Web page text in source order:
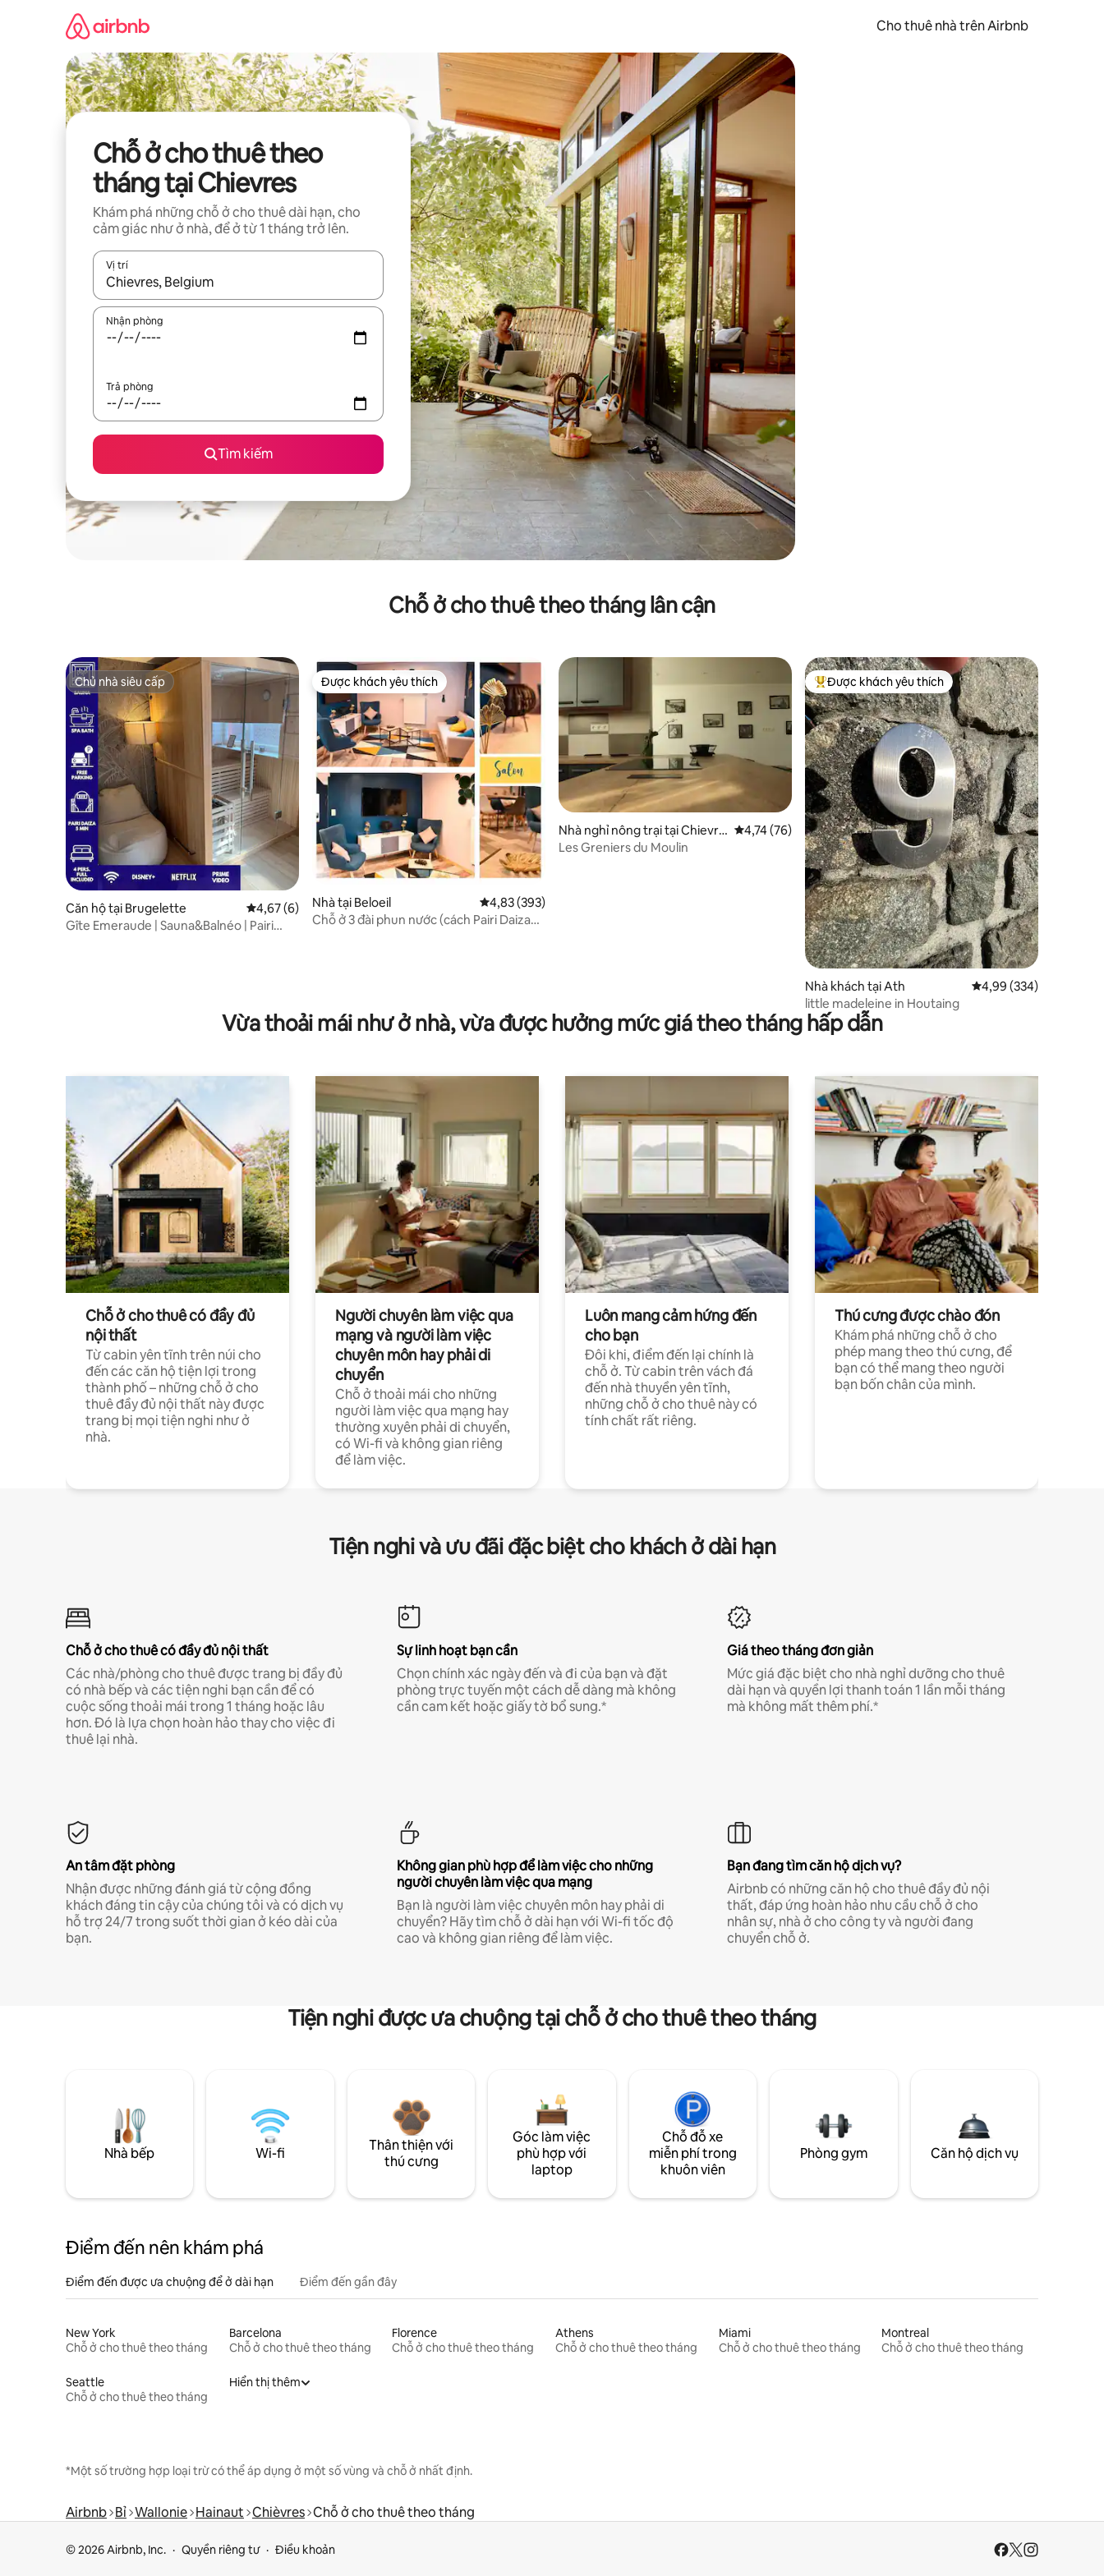
Cho thuê nhà trên Airbnb
Chỗ ở cho thuê theo
tháng tại Chievres
Khám phá những chỗ ở cho thuê dài hạn, cho
cảm giác như ở nhà, để ở từ 1 tháng trở lên.
Vị trí
Khi có kết quả, hãy điều hướng bằng phím mũi tên lên và xuống hoặc khám phá bằng các thao tác chạm hoặc vuốt.
Nhận phòng
Trả phòng
Tìm kiếm
Chỗ ở cho thuê theo tháng lân cận
Chủ nhà siêu cấp
Chủ nhà siêu cấp
Căn hộ tại Brugelette Xếp hạng trung bình 4,67/5, 6 đánh giá
4,67 (6)
Gîte Emeraude | Sauna&Balnéo | Pairi
Được khách yêu thích
Được khách yêu thích
Nhà tại Beloeil Xếp hạng trung bình 4,83/5, 393 đánh giá
4,83 (393)
Chỗ ở 3 đài phun nước (cách Pairi Daiza
Nhà nghỉ nông trại tại Chievre
s
Xếp hạng trung bình 4,74/5, 76 đánh giá
4,74 (76)
Les Greniers du Moulin
Được khách yêu thích nhất
Được khách yêu thích
Nhà khách tại Ath Xếp hạng trung bình
4,99 (334)
little madeleine in Houtaing
Vừa thoải mái như ở nhà, vừa được hưởng mức giá theo tháng hấp dẫn
Chỗ ở cho thuê có đầy đủ
nội thất
Từ cabin yên tĩnh trên núi cho
đến các căn hộ tiện lợi trong
thành phố – những chỗ ở cho
thuê đầy đủ nội thất này được
trang bị mọi tiện nghi như ở
nhà.
Người chuyên làm việc qua
mạng và người làm việc
chuyên môn hay phải di
chuyển
Chỗ ở thoải mái cho những
người làm việc qua mạng hay
thường xuyên phải di chuyển,
có Wi-fi và không gian riêng
để làm việc.
Luôn mang cảm hứng đến
cho bạn
Đôi khi, điểm đến lại chính là
chỗ ở. Từ cabin trên vách đá
đến nhà thuyền yên tĩnh,
những chỗ ở cho thuê này có
tính chất rất riêng.
Thú cưng được chào đón
Khám phá những chỗ ở cho
phép mang theo thú cưng, để
bạn có thể mang theo người
bạn bốn chân của mình.
Tiện nghi và ưu đãi đặc biệt cho khách ở dài hạn
Chỗ ở cho thuê có đầy đủ nội thất
Các nhà/phòng cho thuê được trang bị đầy đủ
có nhà bếp và các tiện nghi bạn cần để có
cuộc sống thoải mái trong 1 tháng hoặc lâu
hơn. Đó là lựa chọn hoàn hảo thay cho việc đi
thuê lại nhà.
Sự linh hoạt bạn cần
Chọn chính xác ngày đến và đi của bạn và đặt
phòng trực tuyến một cách dễ dàng mà không
cần cam kết hoặc giấy tờ bổ sung.*
Giá theo tháng đơn giản
Mức giá đặc biệt cho nhà nghỉ dưỡng cho thuê
dài hạn và quyền lợi thanh toán 1 lần mỗi tháng
mà không mất thêm phí.*
An tâm đặt phòng
Nhận được những đánh giá từ cộng đồng
khách đáng tin cậy của chúng tôi và có dịch vụ
hỗ trợ 24/7 trong suốt thời gian ở kéo dài của
bạn.
Không gian phù hợp để làm việc cho những
người chuyên làm việc qua mạng
Bạn là người làm việc chuyên môn hay phải di
chuyển? Hãy tìm chỗ ở dài hạn với Wi-fi tốc độ
cao và không gian riêng để làm việc.
Bạn đang tìm căn hộ dịch vụ?
Airbnb có những căn hộ cho thuê đầy đủ nội
thất, đáp ứng hoàn hảo nhu cầu chỗ ở cho
nhân sự, nhà ở cho công ty và người đang
chuyển chỗ ở.
Tiện nghi được ưa chuộng tại chỗ ở cho thuê theo tháng
Nhà bếp Wi-fi
Thân thiện với
thú cưng
Góc làm việc
phù hợp với
laptop
Chỗ đỗ xe
miễn phí trong
khuôn viên
Phòng gym Căn hộ dịch vụ
Điểm đến nên khám phá
Điểm đến được ưa chuộng để ở dài hạn Điểm đến gần đây
New York
Chỗ ở cho thuê theo tháng
Barcelona
Chỗ ở cho thuê theo tháng
Florence
Chỗ ở cho thuê theo tháng
Athens
Chỗ ở cho thuê theo tháng
Miami
Chỗ ở cho thuê theo tháng
Montreal
Chỗ ở cho thuê theo tháng
Seattle
Chỗ ở cho thuê theo tháng
Hiển thị thêm
*Một số trường hợp loại trừ có thể áp dụng ở một số vùng và chỗ ở nhất định.
Airbnb Bỉ Wallonie Hainaut Chièvres Chỗ ở cho thuê theo tháng
© 2026 Airbnb, Inc. Quyền riêng tư Điều khoản